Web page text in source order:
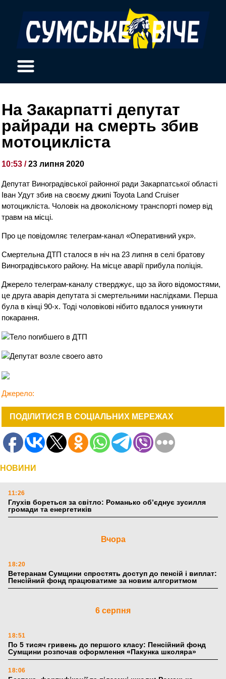
На Закарпатті депутат
райради на смерть збив
мотоцикліста
10:53 /23 липня 2020
Депутат Виноградівської районної ради Закарпатської області
Іван Удут збив на своєму джипі Toyota Land Cruiser
мотоцикліста. Чоловік на двоколісному транспорті помер від
травм на місці.
Про це повідомляє телеграм-канал «Оперативний укр».
Смертельна ДТП сталося в ніч на 23 липня в селі братову
Виноградівського району. На місце аварії прибула поліція.
Джерело телеграм-каналу стверджує, що за його відомостями,
це друга аварія депутата зі смертельними наслідками. Перша
була в кінці 90-х. Тоді чоловікові нібито вдалося уникнути
покарання.
Джерело:
ПОДІЛИТИСЯ В СОЦІАЛЬНИХ МЕРЕЖАХ
НОВИНИ
11:26
Глухів бореться за світло: Романько об’єднує зусилля
громади та енергетиків
Вчора
18:20
Ветеранам Сумщини спростять доступ до пенсій і виплат:
Пенсійний фонд працюватиме за новим алгоритмом
6 серпня
18:51
По 5 тисяч гривень до першого класу: Пенсійний фонд
Сумщини розпочав оформлення «Пакунка школяра»
18:06